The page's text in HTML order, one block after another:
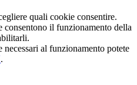
quali cookie consentire.
consentono il funzionamento della
al funzionamento potete
.